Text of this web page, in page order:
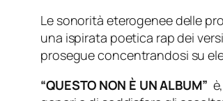
Le sonorità eterogenee delle
una ispirata poetica rap dei
prosegue concentrandosi su
“QUESTO NON È UN ALBUM”